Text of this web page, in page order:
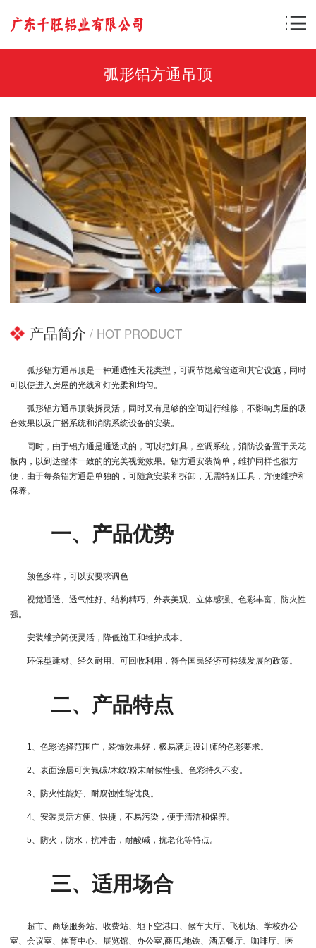
弧形铝方通吊顶
产品简介 / HOT PRODUCT
弧形铝方通吊顶是一种通透性天花类型，可调节隐藏管道和其它设施，同时
可以使进入房屋的光线和灯光柔和均匀。
弧形铝方通吊顶装拆灵活，同时又有足够的空间进行维修，不影响房屋的吸
音效果以及广播系统和消防系统设备的安装。
同时，由于铝方通是通透式的，可以把灯具，空调系统，消防设备置于天花
板内，以到达整体一致的的完美视觉效果。铝方通安装简单，维护同样也很方
便，由于每条铝方通是单独的，可随意安装和拆卸，无需特别工具，方便维护和
保养。
一、产品优势
颜色多样，可以安要求调色
视觉通透、透气性好、结构精巧、外表美观、立体感强、色彩丰富、防火性
强。
安装维护简便灵活，降低施工和维护成本。
环保型建材、经久耐用、可回收利用，符合国民经济可持续发展的政策。
二、产品特点
1、色彩选择范围广，装饰效果好，极易满足设计师的色彩要求。
2、表面涂层可为氟碳/木纹/粉末耐候性强、色彩持久不变。
3、防火性能好、耐腐蚀性能优良。
4、安装灵活方便、快捷，不易污染，便于清洁和保养。
5、防火，防水，抗冲击，耐酸碱，抗老化等特点。
三、适用场合
超市、商场服务站、收费站、地下空港口、候车大厅、飞机场、学校办公
室、会议室、体育中心、展览馆、办公室,商店,地铁、酒店餐厅、咖啡厅、医